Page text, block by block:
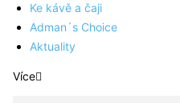
Ke kávě a čaji
Adman´s Choice
Aktuality
Více